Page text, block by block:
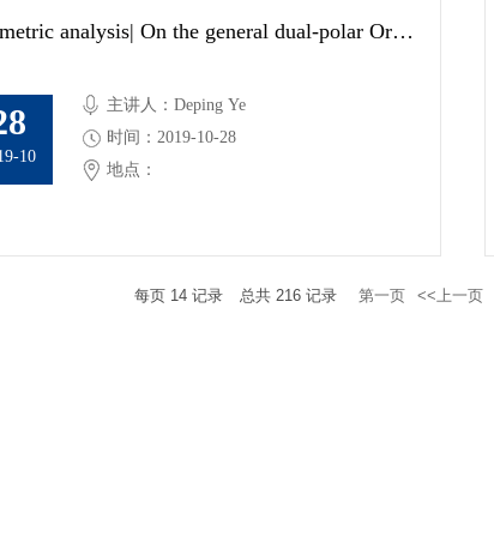
Geometric analysis| On the general dual-polar Orlicz-Minkowski problems
10
主讲人：Deping Ye
时间：2019-10-28
地点：
每页 14 记录 总共 216 记录 第一页 <<上一页